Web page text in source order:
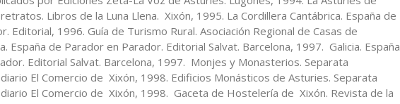
Libros de la Luna Llena. Xixón, 1995. La Cordillera Cantábrica. España de
Editorial, 1996. Guía de Turismo Rural. Asociación Regional de Casas de
España de Parador en Parador. Editorial Salvat. Barcelona, 1997. Galicia. España
Editorial Salvat. Barcelona, 1997. Monjes y Monasterios. Separata
El Comercio de Xixón, 1998. Edificios Monásticos de Asturies. Separata
El Comercio de Xixón, 1998. Gaceta de Hostelería de Xixón. Revista de la